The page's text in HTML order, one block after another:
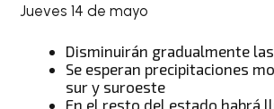
Jueves 14 de mayo
Disminuirán gradualmente
Se esperan precipitaciones
sur y suroeste
En el resto del estado habrá